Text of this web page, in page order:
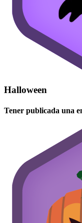
Halloween
Tener publicada una